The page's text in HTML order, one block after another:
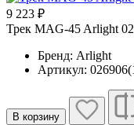
9 223 ₽
Трек MAG-45 Arlight
Бренд: Arlight
Артикул:
В корзину